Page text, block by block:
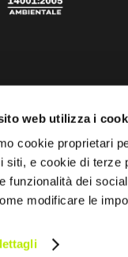
web utilizza i
cookie proprietari
siti, e cookie di terze
funzionalità dei
modificare le
aiuti di stato